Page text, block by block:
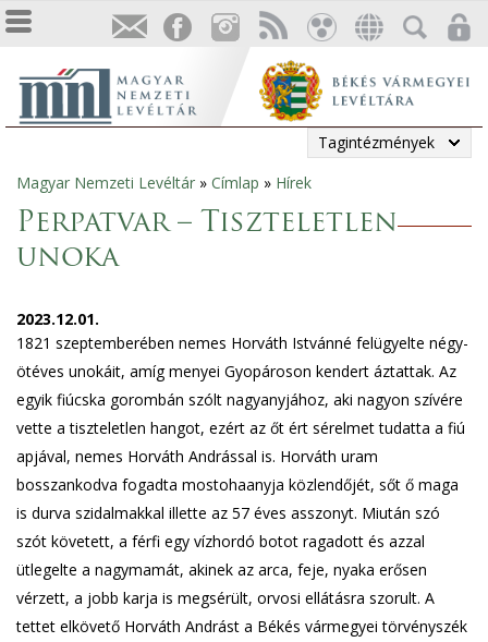
Tagintézmények
Jelenlegi
hely
Magyar Nemzeti Levéltár » Címlap » Hírek
Perpatvar – Tiszteletlen
unoka
2023.12.01.
1821 szeptemberében nemes Horváth Istvánné felügyelte négy-
ötéves unokáit, amíg menyei Gyopároson kendert áztattak. Az
egyik fiúcska gorombán szólt nagyanyjához, aki nagyon szívére
vette a tiszteletlen hangot, ezért az őt ért sérelmet tudatta a fiú
apjával, nemes Horváth Andrással is. Horváth uram
bosszankodva fogadta mostohaanyja közlendőjét, sőt ő maga
is durva szidalmakkal illette az 57 éves asszonyt. Miután szó
szót követett, a férfi egy vízhordó botot ragadott és azzal
ütlegelte a nagymamát, akinek az arca, feje, nyaka erősen
vérzett, a jobb karja is megsérült, orvosi ellátásra szorult. A
tettet elkövető Horváth Andrást a Békés vármegyei törvényszék